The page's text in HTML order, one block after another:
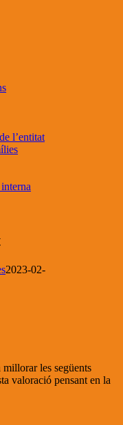
l’entitat
2023-02-
les següents
valoració pensant en la